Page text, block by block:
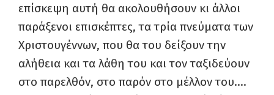
επίσκεψη αυτή θα ακολουθήσουν κι άλλοι
παράξενοι επισκέπτες, τα τρία πνεύματα των
Χριστουγέννων, που θα του δείξουν την
αλήθεια και τα λάθη του και τον ταξιδεύουν
στο παρελθόν, στο παρόν στο μέλλον του….